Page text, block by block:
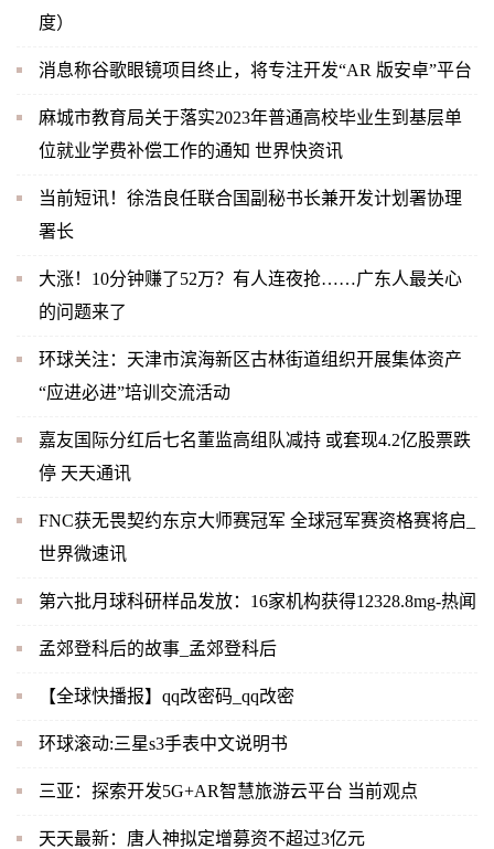
度）
消息称谷歌眼镜项目终止，将专注开发“AR 版安卓”平台
麻城市教育局关于落实2023年普通高校毕业生到基层单
位就业学费补偿工作的通知 世界快资讯
当前短讯！徐浩良任联合国副秘书长兼开发计划署协理
署长
大涨！10分钟赚了52万？有人连夜抢……广东人最关心
的问题来了
环球关注：天津市滨海新区古林街道组织开展集体资产
“应进必进”培训交流活动
嘉友国际分红后七名董监高组队减持 或套现4.2亿股票跌
停 天天通讯
FNC获无畏契约东京大师赛冠军 全球冠军赛资格赛将启_
世界微速讯
第六批月球科研样品发放：16家机构获得12328.8mg-热闻
孟郊登科后的故事_孟郊登科后
【全球快播报】qq改密码_qq改密
环球滚动:三星s3手表中文说明书
三亚：探索开发5G+AR智慧旅游云平台 当前观点
天天最新：唐人神拟定增募资不超过3亿元